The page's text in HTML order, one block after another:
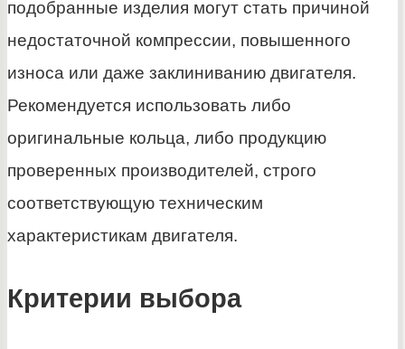
подобранные изделия могут стать причиной
недостаточной компрессии, повышенного
износа или даже заклиниванию двигателя.
Рекомендуется использовать либо
оригинальные кольца, либо продукцию
проверенных производителей, строго
соответствующую техническим
характеристикам двигателя.
Критерии выбора